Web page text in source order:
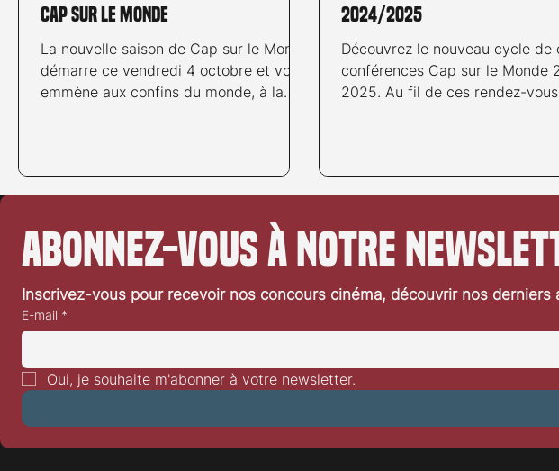
Cap sur le Monde
La nouvelle saison de Cap sur le Monde
démarre ce vendredi 4 octobre et vous
emmène aux confins du monde, à la
2024/2025
Découvrez le nouveau cycle de
conférences Cap sur le Monde
2025. Au fil de ces rendez-
Abonnez-vous à notre
Inscrivez-vous pour recevoir nos concours cinéma, découvrir nos
E-mail *
Oui, je souhaite m'abonner à votre newsletter.